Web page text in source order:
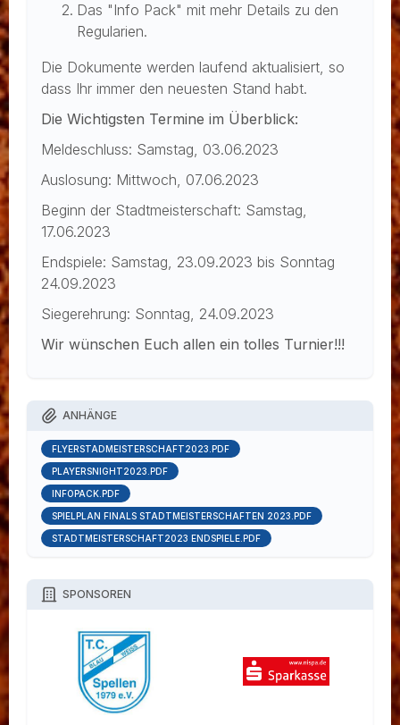
Das "Info Pack" mit mehr Details zu den
Regularien.
Die Dokumente werden laufend aktualisiert, so
dass Ihr immer den neuesten Stand habt.
Die Wichtigsten Termine im Überblick:
Meldeschluss: Samstag, 03.06.2023
Auslosung: Mittwoch, 07.06.2023
Beginn der Stadtmeisterschaft: Samstag,
17.06.2023
Endspiele: Samstag, 23.09.2023 bis Sonntag
24.09.2023
Siegerehrung: Sonntag, 24.09.2023
Wir wünschen Euch allen ein tolles Turnier!!!
ANHÄNGE
FLYERSTADMEISTERSCHAFT2023.PDF
PLAYERSNIGHT2023.PDF
INFOPACK.PDF
SPIELPLAN FINALS STADTMEISTERSCHAFTEN 2023.PDF
STADTMEISTERSCHAFT2023 ENDSPIELE.PDF
SPONSOREN